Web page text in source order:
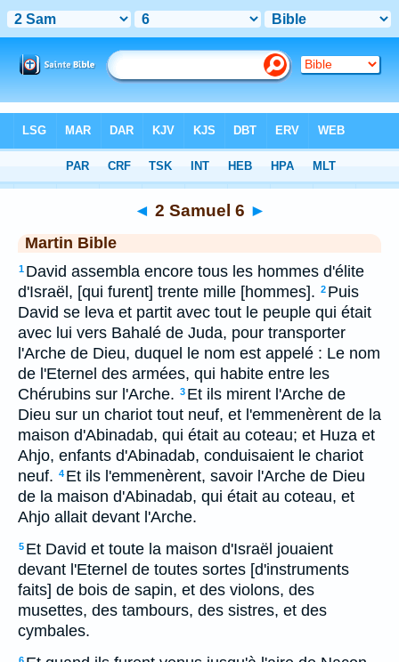
> 2 Samuel 6
◄ 2 Samuel 6 ►
Martin Bible
1 David assembla encore tous les hommes d'élite
d'Israël, [qui furent] trente mille [hommes]. 2 Puis
David se leva et partit avec tout le peuple qui était
avec lui vers Bahalé de Juda, pour transporter
l'Arche de Dieu, duquel le nom est appelé : Le nom
de l'Eternel des armées, qui habite entre les
Chérubins sur l'Arche. 3 Et ils mirent l'Arche de
Dieu sur un chariot tout neuf, et l'emmenèrent de la
maison d'Abinadab, qui était au coteau; et Huza et
Ahjo, enfants d'Abinadab, conduisaient le chariot
neuf. 4 Et ils l'emmenèrent, savoir l'Arche de Dieu
de la maison d'Abinadab, qui était au coteau, et
Ahjo allait devant l'Arche.
5 Et David et toute la maison d'Israël jouaient
devant l'Eternel de toutes sortes [d'instruments
faits] de bois de sapin, et des violons, des
musettes, des tambours, des sistres, et des
cymbales.